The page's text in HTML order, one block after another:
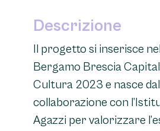
Descrizione
Il progetto si inserisce
Bergamo Brescia
Cultura 2023 e nasce
collaborazione con
Agazzi per valorizzare